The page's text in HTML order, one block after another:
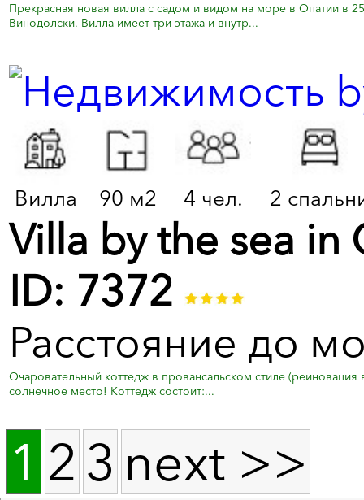
Прекрасная новая вилла с садом и видом на море в Опатии
Винодолски. Вилла имеет три этажа и внутр...
Вилла 90 м2 4 чел. 2
Villa by the sea
ID: 7372
Расстояние до
Очаровательный коттедж в провансальском стиле
солнечное место! Коттедж состоит:...
1 2 3 next >>